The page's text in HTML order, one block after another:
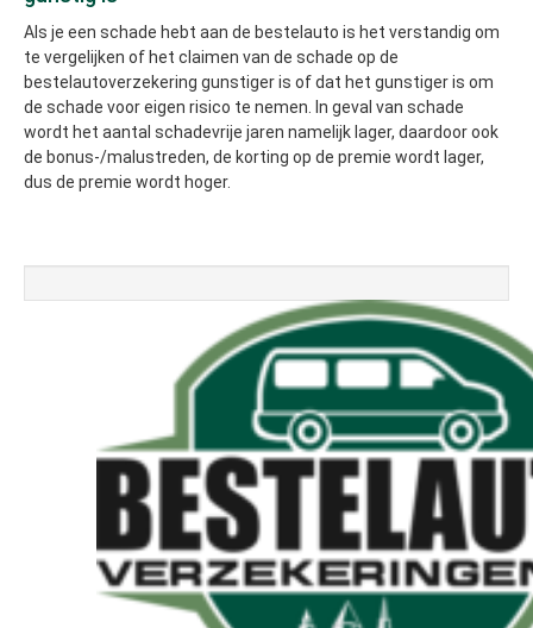
Als je een schade hebt aan de bestelauto is het verstandig om
te vergelijken of het claimen van de schade op de
bestelautoverzekering gunstiger is of dat het gunstiger is om
de schade voor eigen risico te nemen. In geval van schade
wordt het aantal schadevrije jaren namelijk lager, daardoor ook
de bonus-/malustreden, de korting op de premie wordt lager,
dus de premie wordt hoger.